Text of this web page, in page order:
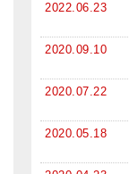
LINEお友だち登録
お客様の声
ブログ
特商法の表記
2022.06.23
2020.09.10
2020.07.22
2020.05.18